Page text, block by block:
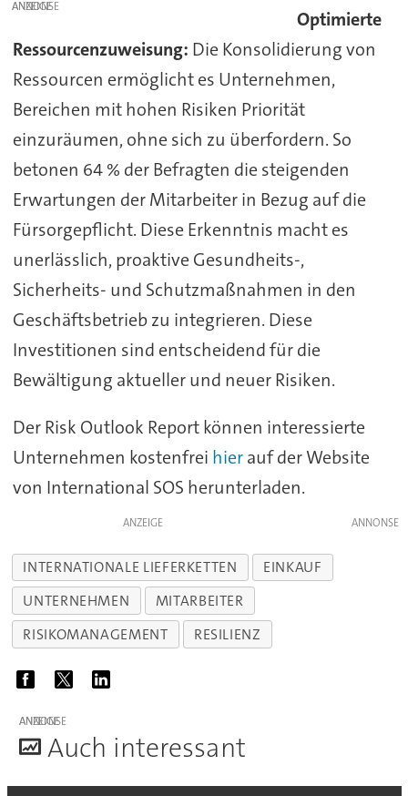
ANZEIGE
Optimierte
Ressourcenzuweisung: Die Konsolidierung von
Ressourcen ermöglicht es Unternehmen,
Bereichen mit hohen Risiken Priorität
einzuräumen, ohne sich zu überfordern. So
betonen 64 % der Befragten die steigenden
Erwartungen der Mitarbeiter in Bezug auf die
Fürsorgepflicht. Diese Erkenntnis macht es
unerlässlich, proaktive Gesundheits-,
Sicherheits- und Schutzmaßnahmen in den
Geschäftsbetrieb zu integrieren. Diese
Investitionen sind entscheidend für die
Bewältigung aktueller und neuer Risiken.
Der Risk Outlook Report können interessierte
Unternehmen kostenfrei hierauf der Website
von International SOS herunterladen.
ANZEIGE
INTERNATIONALE LIEFERKETTEN
EINKAUF
UNTERNEHMEN
MITARBEITER
RISIKOMANAGEMENT
RESILIENZ
ANZEIGE
Auch interessant